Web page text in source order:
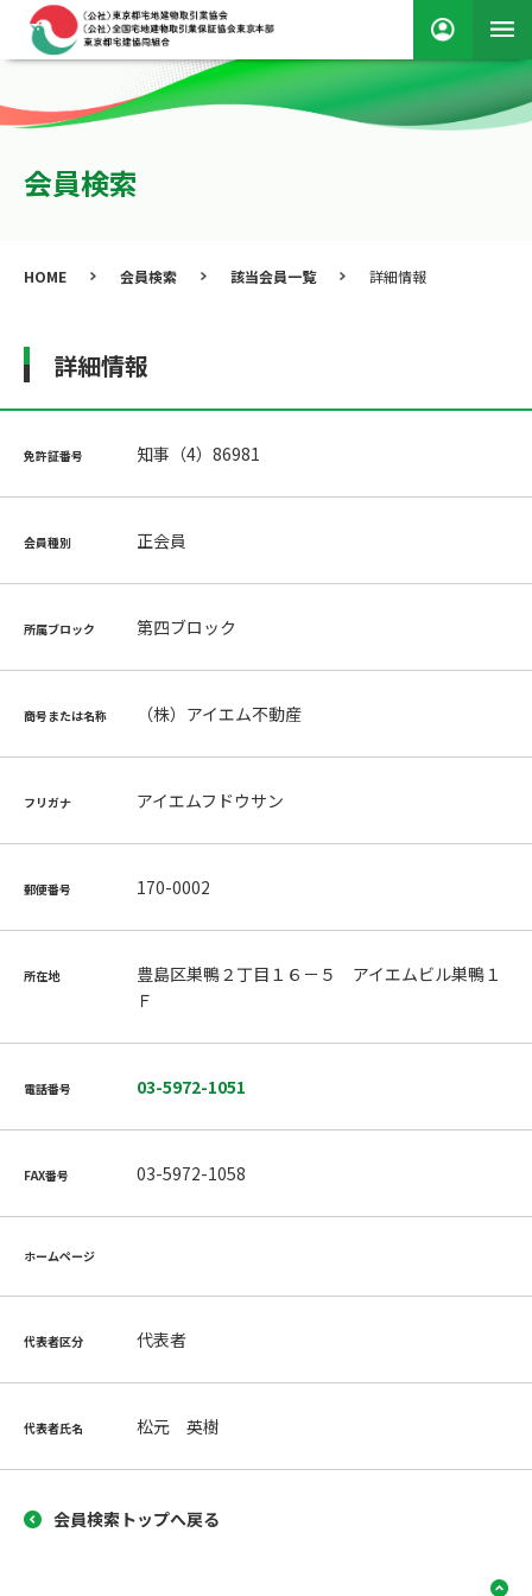
会員検索
HOME 会員検索 該当会員一覧 詳細情報
詳細情報
免許証番号 知事（4）86981
会員種別 正会員
所属ブロック 第四ブロック
商号または名称 （株）アイエム不動産
フリガナ アイエムフドウサン
郵便番号 170-0002
所在地
豊島区巣鴨２丁目１６－５ アイエムビル巣鴨１
Ｆ
電話番号 03-5972-1051
FAX番号 03-5972-1058
ホームページ
代表者区分 代表者
代表者氏名 松元 英樹
会員検索トップへ戻る